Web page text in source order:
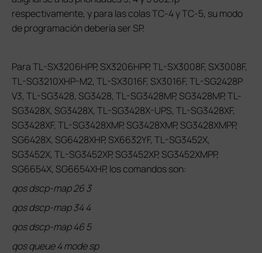
respectivamente, y para las colas TC-4 y TC-5, su modo
de programación debería ser SP.
Para TL-SX3206HPP, SX3206HPP, TL-SX3008F, SX3008F,
TL-SG3210XHP-M2, TL-SX3016F, SX3016F, TL-SG2428P
V3, TL-SG3428, SG3428, TL-SG3428MP, SG3428MP, TL-
SG3428X, SG3428X, TL-SG3428X-UPS, TL-SG3428XF,
SG3428XF, TL-SG3428XMP, SG3428XMP, SG3428XMPP,
SG6428X, SG6428XHP, SX6632YF, TL-SG3452X,
SG3452X, TL-SG3452XP, SG3452XP, SG3452XMPP,
SG6654X, SG6654XHP, los comandos son:
qos dscp-map 26 3
qos dscp-map 34 4
qos dscp-map 46 5
qos queue 4 mode sp